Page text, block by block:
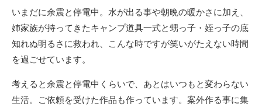
いまだに余震と停電中。水が出る事や朝晩の暖かさに加え、
姉家族が持ってきたキャンプ道具一式と甥っ子・姪っ子の底
知れぬ明るさに救われ、こんな時ですが笑いがたえない時間
を過ごせています。
考えると余震と停電中くらいで、あとはいつもと変わらない
生活。ご依頼を受けた作品も作っています。案外作る事に集